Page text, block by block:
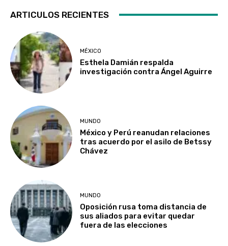
ARTICULOS RECIENTES
MÉXICO
Esthela Damián respalda
investigación contra Ángel Aguirre
MUNDO
México y Perú reanudan relaciones
tras acuerdo por el asilo de Betssy
Chávez
MUNDO
Oposición rusa toma distancia de
sus aliados para evitar quedar
fuera de las elecciones